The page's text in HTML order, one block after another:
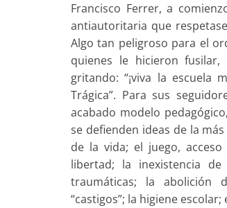
Francisco Ferrer, a
antiautoritaria que
Algo tan peligroso para el
quienes le hicieron
gritando: “¡viva la escuela
Trágica”. Para sus
acabado modelo
se defienden ideas de la
de la vida; el juego,
libertad; la inexistencia de
traumáticas; la abolición
“castigos”; la higiene